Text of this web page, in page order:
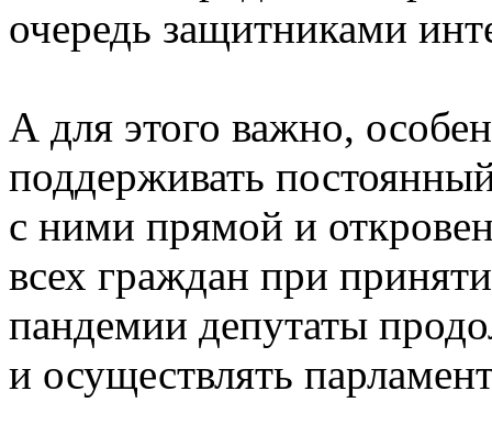
очередь защитниками
А для этого важно,
поддерживать
с ними прямой и
всех граждан при
пандемии депутаты
и осуществлять